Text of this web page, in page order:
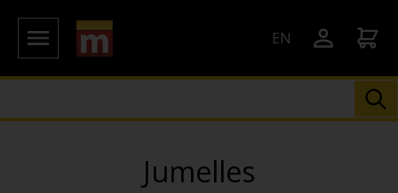
EN
Jumelles